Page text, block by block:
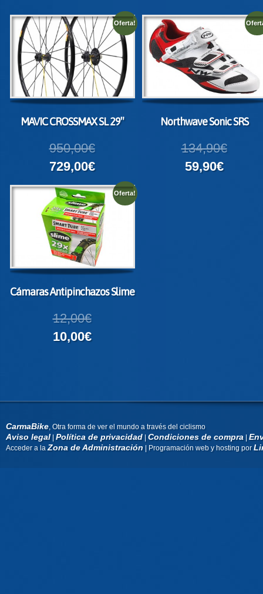
Oferta!
MAVIC CROSSMAX SL 29″
950,00€
729,00€
Northwave Sonic SRS
134,90€
59,90€
Oferta!
Cámaras Antipinchazos Slime
12,00€
10,00€
CarmaBike, Otra forma de ver el mundo a través del ciclismo
Aviso legal|Política de privacidad|Condiciones de compra|
Acceder a la Zona de Administración| Programación web y hosting por